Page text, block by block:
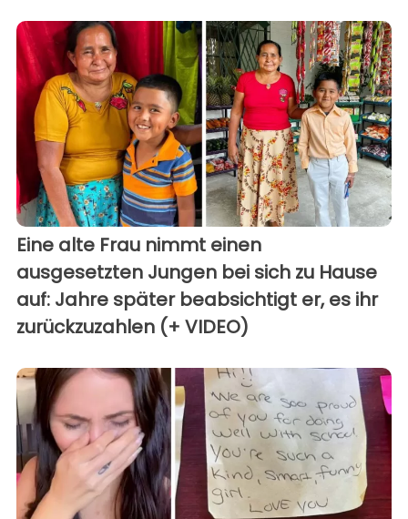
Eine alte Frau nimmt einen
ausgesetzten Jungen bei sich zu Hause
auf: Jahre später beabsichtigt er, es ihr
zurückzuzahlen (+ VIDEO)